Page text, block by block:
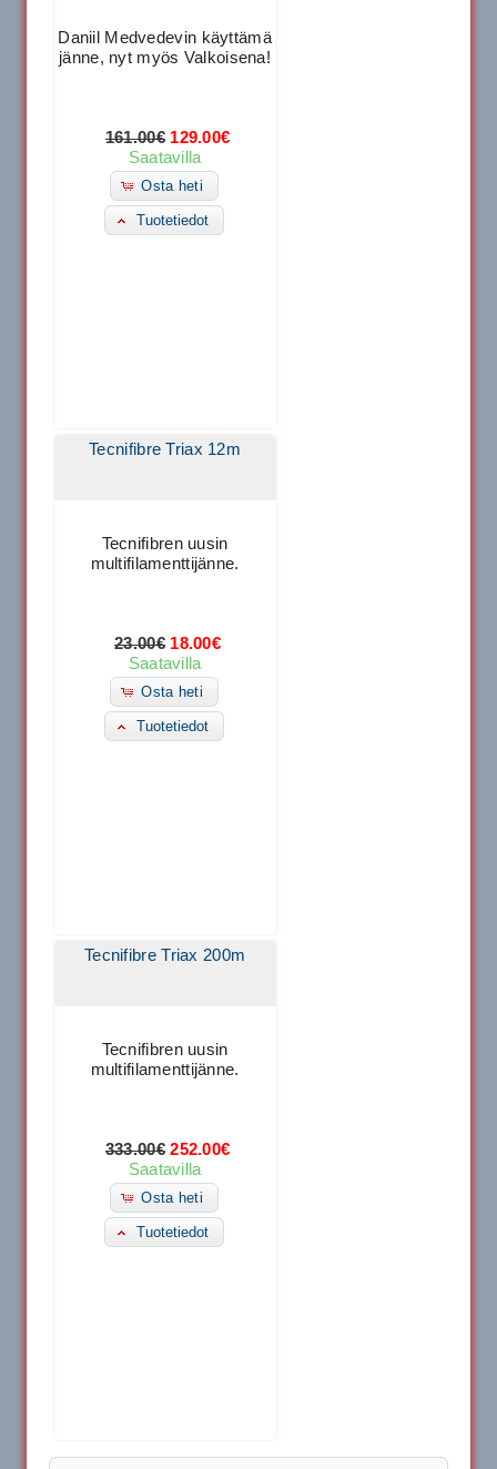
Daniil Medvedevin käyttämä
jänne, nyt myös Valkoisena!
161.00€ 129.00€
Saatavilla
Osta heti
Tuotetiedot
Tecnifibre Triax 12m
Tecnifibren uusin
multifilamenttijänne.
23.00€ 18.00€
Saatavilla
Osta heti
Tuotetiedot
Tecnifibre Triax 200m
Tecnifibren uusin
multifilamenttijänne.
333.00€ 252.00€
Saatavilla
Osta heti
Tuotetiedot